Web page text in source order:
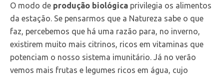
O modo de produção biológica privilegia os alimentos
da estação. Se pensarmos que a Natureza sabe o que
faz, percebemos que há uma razão para, no inverno,
existirem muito mais citrinos, ricos em vitaminas que
potenciam o nosso sistema imunitário. Já no verão
vemos mais frutas e legumes ricos em água, cujo